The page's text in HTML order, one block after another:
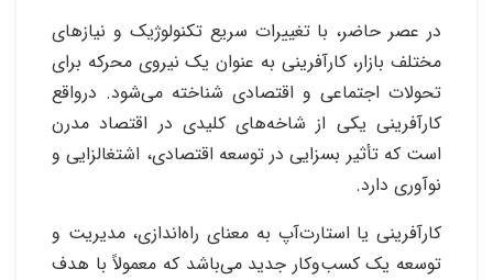
در عصر حاضر، با تغییرات سریع تکنولوژیک و نیازهای
مختلف بازار، کارآفرینی به عنوان یک نیروی محرکه برای
تحولات اجتماعی و اقتصادی شناخته می‌شود. درواقع
کارآفرینی یکی از شاخه‌های کلیدی در اقتصاد مدرن
است که تأثیر بسزایی در توسعه اقتصادی، اشتغالزایی و
نوآوری دارد.
کارآفرینی یا استارت‌آپ به معنای راه‌اندازی، مدیریت و
توسعه یک کسب‌وکار جدید می‌باشد که معمولاً با هدف